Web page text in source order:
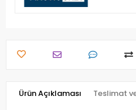
Ürün Açıklaması Teslimat